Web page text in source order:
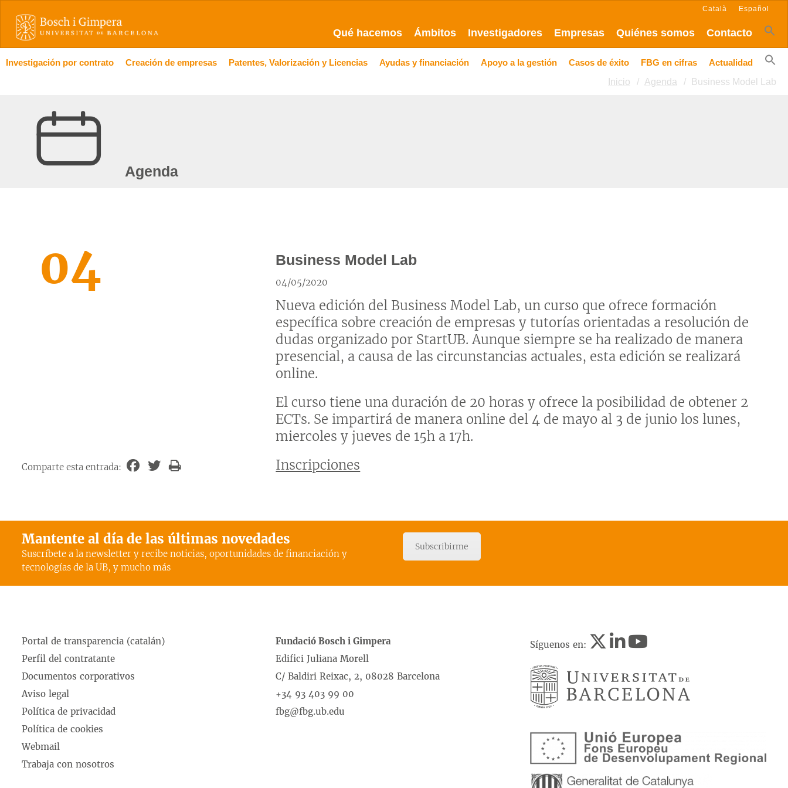
Qué hacemos Ámbitos Investigadores Empresas Quiénes somos Contacto
Català Español
Investigación por contrato Creación de empresas Patentes, Valorización y Licencias Ayudas y financiación Apoyo a la gestión Casos de éxito FBG en cifras
Actualidad
Inicio
Agenda Business Model Lab
Agenda
04 Business Model Lab
04/05/2020
Nueva edición del Business Model Lab, un curso que ofrece formación
específica sobre creación de empresas y tutorías orientadas a resolución de
dudas organizado por StartUB. Aunque siempre se ha realizado de manera
presencial, a causa de las circunstancias actuales, esta edición se realizará
online.
El curso tiene una duración de 20 horas y ofrece la posibilidad de obtener 2
ECTs. Se impartirá de manera online del 4 de mayo al 3 de junio los lunes,
miercoles y jueves de 15h a 17h.
Inscripciones
Comparte esta entrada:
Mantente al día de las últimas novedades
Suscríbete a la newsletter y recibe noticias, oportunidades de financiación y
tecnologías de la UB, y mucho más
Subscribirme
Portal de transparencia (catalán)
Perfil del contratante
Documentos corporativos
Aviso legal
Política de privacidad
Política de cookies
Webmail
Trabaja con nosotros
Fundació Bosch i Gimpera
Edifici Juliana Morell
C/ Baldiri Reixac, 2, 08028 Barcelona
+34 93 403 99 00
fbg@fbg.ub.edu
Síguenos en: